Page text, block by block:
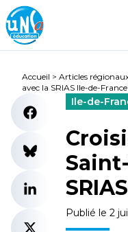
Accueil > Articles
avec la SRIAS Ile-de-France
Ile-de-
Publié le 2